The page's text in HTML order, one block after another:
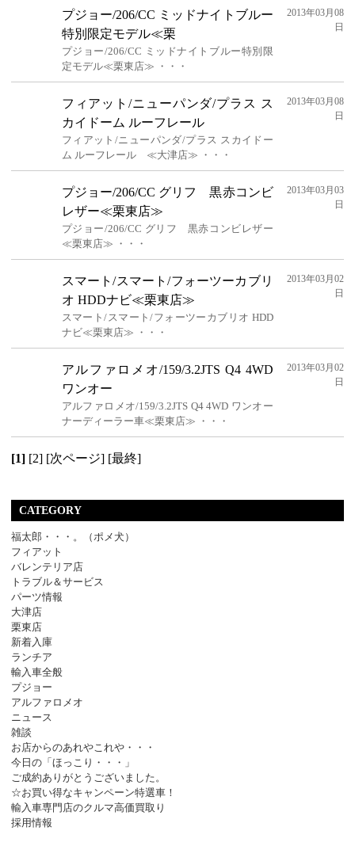
プジョー/206/CC ミッドナイトブルー
特別限定モデル≪栗
プジョー/206/CC ミッドナイトブルー特別限
定モデル≪栗東店≫ ・・・
2013年03月08
日
フィアット/ニューパンダ/プラス ス
カイドーム ルーフレール
フィアット/ニューパンダ/プラス スカイドー
ム ルーフレール ≪大津店≫ ・・・
2013年03月08
日
プジョー/206/CC グリフ 黒赤コンビ
レザー≪栗東店≫
プジョー/206/CC グリフ 黒赤コンビレザー
≪栗東店≫ ・・・
2013年03月03
日
スマート/スマート/フォーツーカブリ
オ HDDナビ≪栗東店≫
スマート/スマート/フォーツーカブリオ HDD
ナビ≪栗東店≫ ・・・
2013年03月02
日
アルファロメオ/159/3.2JTS Q4 4WD
ワンオー
アルファロメオ/159/3.2JTS Q4 4WD ワンオー
ナーディーラー車≪栗東店≫ ・・・
2013年03月02
日
[1] [2] [次ページ] [最終]
CATEGORY
福太郎・・・。（ポメ犬）
フィアット
バレンテリア店
トラブル＆サービス
パーツ情報
大津店
栗東店
新着入庫
ランチア
輸入車全般
プジョー
アルファロメオ
ニュース
雑談
お店からのあれやこれや・・・
今日の「ほっこり・・・」
ご成約ありがとうございました。
☆お買い得なキャンペーン特選車！
輸入車専門店のクルマ高価買取り
採用情報